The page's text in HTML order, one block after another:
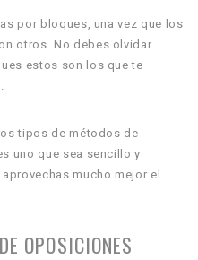
por bloques, una vez que los
otros. No debes olvidar
estos son los que te
tipos de métodos de
uno que sea sencillo y
mucho mejor el
OPOSICIONES